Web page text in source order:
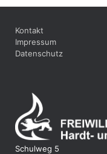
Kontakt
Impressum
Datenschutz
Schulweg 5